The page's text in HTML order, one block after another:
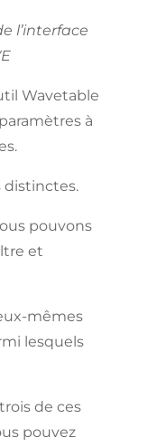
l’interface
Wavetable
paramètres à
distinctes.
pouvons
et
mêmes
lesquels
de ces
pouvez